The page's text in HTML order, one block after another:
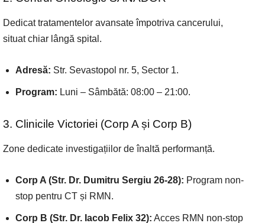
Dedicat tratamentelor avansate împotriva cancerului,
situat chiar lângă spital.
Adresă: Str. Sevastopol nr. 5, Sector 1.
Program: Luni – Sâmbătă: 08:00 – 21:00.
3. Clinicile Victoriei (Corp A și Corp B)
Zone dedicate investigațiilor de înaltă performanță.
Corp A (Str. Dr. Dumitru Sergiu 26-28): Program non-
stop pentru CT și RMN.
Corp B (Str. Dr. Iacob Felix 32): Acces RMN non-stop